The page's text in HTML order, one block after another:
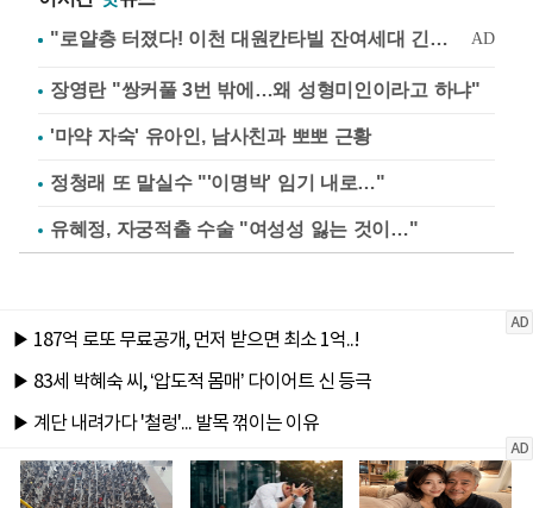
장영란 "쌍커풀 3번 밖에…왜 성형미인이라고 하냐"
'마약 자숙' 유아인, 남사친과 뽀뽀 근황
정청래 또 말실수 "'이명박' 임기 내로…"
유혜정, 자궁적출 수술 "여성성 잃는 것이…"